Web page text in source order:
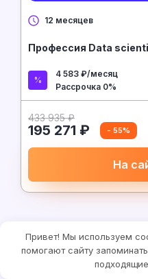
12 месяцев
Профессия Data
4 583 ₽/месяц
Рассрочка 0%
433 935 ₽
195 271 ₽ - 55%
На
Привет! Мы используем
помогают сайту